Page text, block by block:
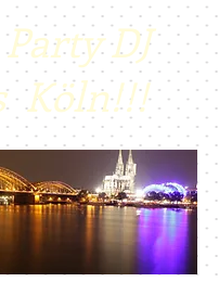
DJ
Köln!!!